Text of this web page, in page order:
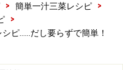
> 簡単一汁三菜レシピ
>
>
ピ……だし要らずで簡単！